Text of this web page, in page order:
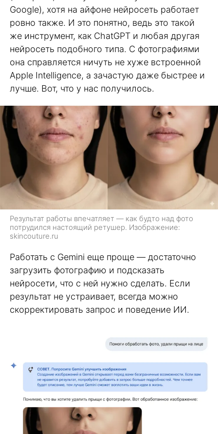
Google), хотя на айфоне нейросеть работает
ровно также. И это понятно, ведь это такой
же инструмент, как ChatGPT и любая другая
нейросеть подобного типа. С фотографиями
она справляется ничуть не хуже встроенной
Apple Intelligence, а зачастую даже быстрее и
лучше. Вот, что у нас получилось.
Результат работы впечатляет — как будто над фото
потрудился настоящий ретушер. Изображение:
skincouture.ru
Работать с Gemini еще проще — достаточно
загрузить фотографию и подсказать
нейросети, что с ней нужно сделать. Если
результат не устраивает, всегда можно
скорректировать запрос и поведение ИИ.